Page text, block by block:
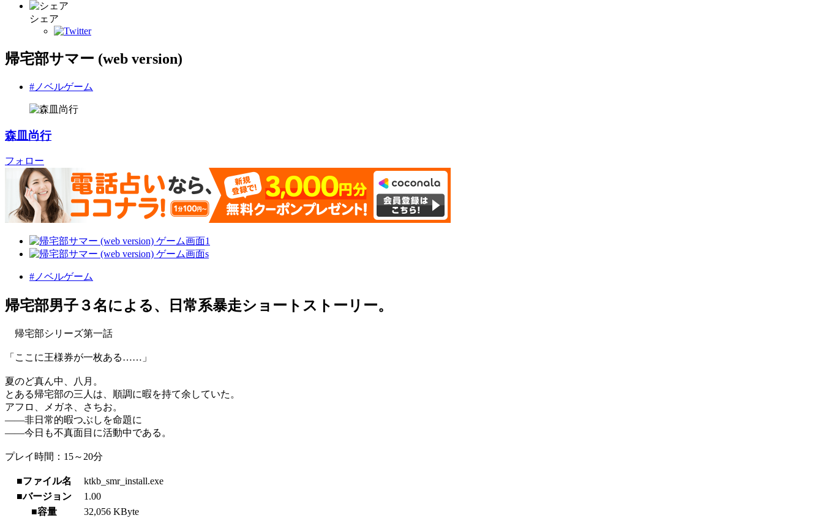
シェア
帰宅部サマー (web version)
#ノベルゲーム
森皿尚行
フォロー
#ノベルゲーム
帰宅部男子３名による、日常系暴走ショートストーリー。
帰宅部シリーズ第一話
「ここに王様券が一枚ある……」
夏のど真ん中、八月。
とある帰宅部の三人は、順調に暇を持て余していた。
アフロ、メガネ、さちお。
――非日常的暇つぶしを命題に
――今日も不真面目に活動中である。
プレイ時間：15～20分
■ファイル名
ktkb_smr_install.exe
■バージョン
1.00
■容量
32,056 KByte